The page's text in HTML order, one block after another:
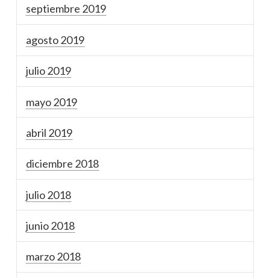
septiembre 2019
agosto 2019
julio 2019
mayo 2019
abril 2019
diciembre 2018
julio 2018
junio 2018
marzo 2018